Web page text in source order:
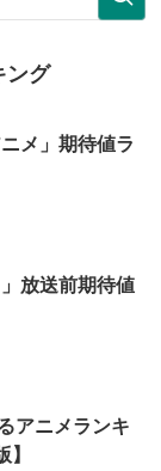
ング
メ」期待値ラ
放送前期待値
アニメランキ